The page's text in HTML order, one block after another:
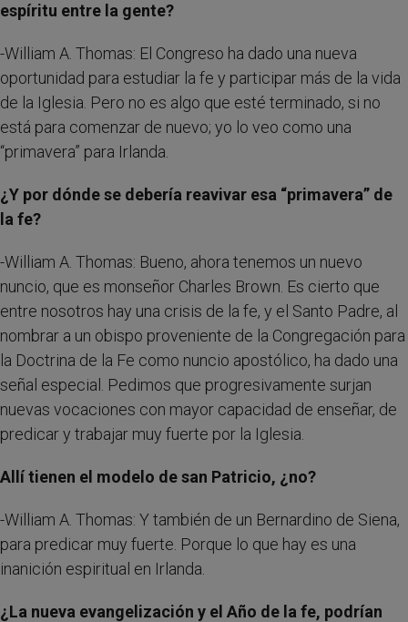
espíritu entre la gente?
-William A. Thomas: El Congreso ha dado una nueva
oportunidad para estudiar la fe y participar más de la vida
de la Iglesia. Pero no es algo que esté terminado, si no
está para comenzar de nuevo; yo lo veo como una
“primavera” para Irlanda.
¿Y por dónde se debería reavivar esa “primavera” de
la fe?
-William A. Thomas: Bueno, ahora tenemos un nuevo
nuncio, que es monseñor Charles Brown. Es cierto que
entre nosotros hay una crisis de la fe, y el Santo Padre, al
nombrar a un obispo proveniente de la Congregación para
la Doctrina de la Fe como nuncio apostólico, ha dado una
señal especial. Pedimos que progresivamente surjan
nuevas vocaciones con mayor capacidad de enseñar, de
predicar y trabajar muy fuerte por la Iglesia.
Allí tienen el modelo de san Patricio, ¿no?
-William A. Thomas: Y también de un Bernardino de Siena,
para predicar muy fuerte. Porque lo que hay es una
inanición espiritual en Irlanda.
¿La nueva evangelización y el Año de la fe, podrían